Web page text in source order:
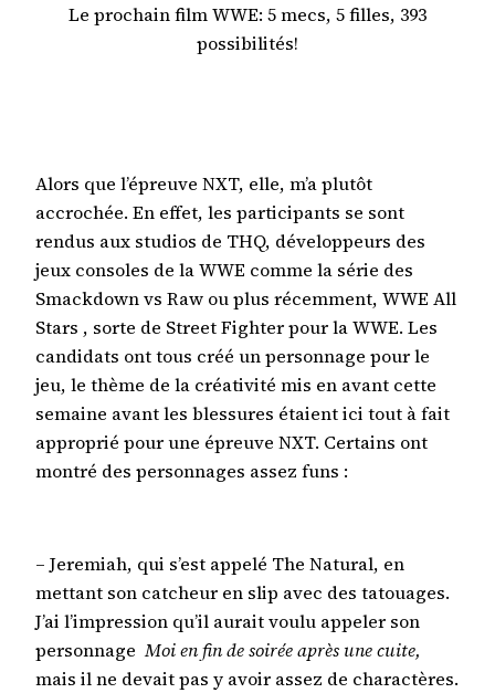
Le prochain film WWE: 5 mecs, 5 filles, 393
possibilités!
Alors que l’épreuve NXT, elle, m’a plutôt
accrochée. En effet, les participants se sont
rendus aux studios de THQ, développeurs des
jeux consoles de la WWE comme la série des
Smackdown vs Raw ou plus récemment, WWE All
Stars , sorte de Street Fighter pour la WWE. Les
candidats ont tous créé un personnage pour le
jeu, le thème de la créativité mis en avant cette
semaine avant les blessures étaient ici tout à fait
approprié pour une épreuve NXT. Certains ont
montré des personnages assez funs :
– Jeremiah, qui s’est appelé The Natural, en
mettant son catcheur en slip avec des tatouages.
J’ai l’impression qu’il aurait voulu appeler son
personnageMoi en fin de soirée après une cuite,
mais il ne devait pas y avoir assez de charactères.